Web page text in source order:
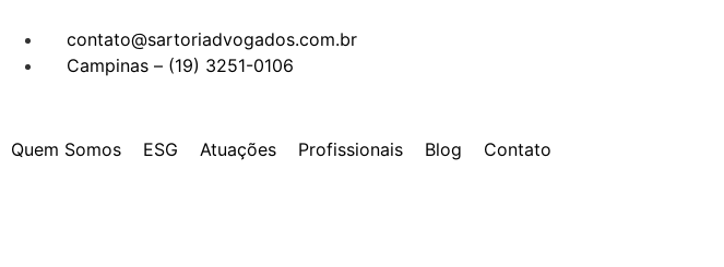
contato@sartoriadvogados.com.br
Campinas – (19) 3251-0106
Quem Somos ESG Atuações Profissionais Blog Contato